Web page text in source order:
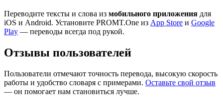
Переводите тексты и слова из мобильного приложения для
iOS и Android. Установите PROMT.One из App Store и Google
Play — переводы всегда под рукой.
Отзывы пользователей
Пользователи отмечают точность перевода, высокую скорость
работы и удобство словаря с примерами. Оставьте свой отзыв
— он помогает нам становиться лучше.